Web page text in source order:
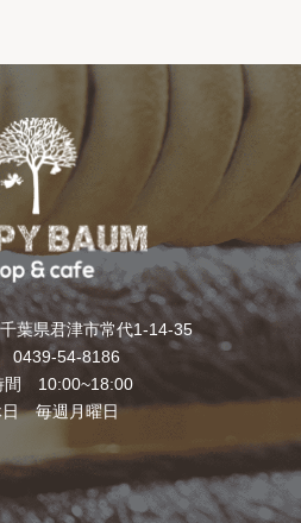
葉県君津市常代1-14-35
0439-54-8186
間 10:00~18:00
日 毎週月曜日